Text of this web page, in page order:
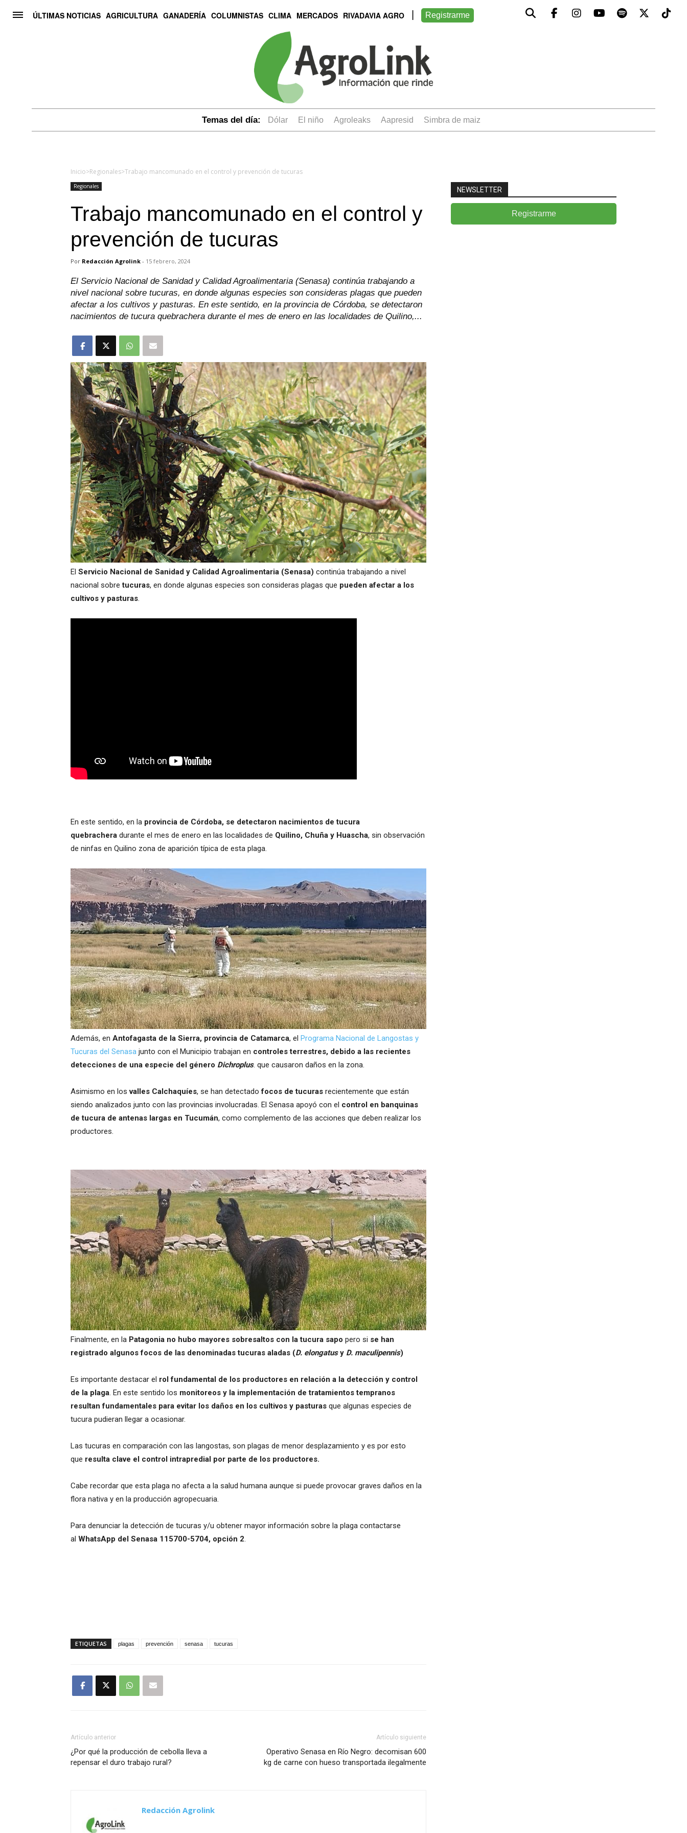
ÚLTIMAS NOTICIAS AGRICULTURA GANADERÍA COLUMNISTAS CLIMA MERCADOS RIVADAVIA AGRO Registrarme
Temas del día: dólar el niño Agroleaks aapresid simbra de maiz
Inicio>Regionales>Trabajo mancomunado en el control y prevención de tucuras
Regionales
Trabajo mancomunado en el control y
prevención de tucuras
Por Redacción Agrolink - 15 febrero, 2024
El Servicio Nacional de Sanidad y Calidad Agroalimentaria (Senasa) continúa trabajando a
nivel nacional sobre tucuras, en donde algunas especies son consideras plagas que pueden
afectar a los cultivos y pasturas. En este sentido, en la provincia de Córdoba, se detectaron
nacimientos de tucura quebrachera durante el mes de enero en las localidades de Quilino,...
El Servicio Nacional de Sanidad y Calidad Agroalimentaria (Senasa) continúa trabajando a nivel
nacional sobretucuras, en donde algunas especies son consideras plagas que pueden afectar a los
cultivos y pasturas.
En este sentido, en la provincia de Córdoba, se detectaron nacimientos de tucura
quebrachera durante el mes de enero en las localidades de Quilino, Chuña y Huascha, sin observación
de ninfas en Quilino zona de aparición típica de esta plaga.
Además, en Antofagasta de la Sierra, provincia de Catamarca, el Programa Nacional de Langostas y
Tucuras del Senasa junto con el Municipio trabajan en controles terrestres, debido a las recientes
detecciones de una especie del género Dichroplus. que causaron daños en la zona.
Asimismo en losvalles Calchaquíes, se han detectadofocos de tucuras recientemente que están
siendo analizados junto con las provincias involucradas. El Senasa apoyó con el control en banquinas
de tucura de antenas largas en Tucumán, como complemento de las acciones que deben realizar los
productores.
Finalmente, en la Patagonia no hubo mayores sobresaltos con la tucura sapo pero si se han
registrado algunos focos de las denominadas tucuras aladas (D. elongatusy D. maculipennis)
Es importante destacar el rol fundamental de los productores en relación a la detección y control
de la plaga. En este sentido los monitoreos y la implementación de tratamientos tempranos
resultan fundamentales para evitar los daños en los cultivos y pasturas que algunas especies de
tucura pudieran llegar a ocasionar.
Las tucuras en comparación con las langostas, son plagas de menor desplazamiento y es por esto
que resulta clave el control intrapredial por parte de los productores.
Cabe recordar que esta plaga no afecta a la salud humana aunque si puede provocar graves daños en la
flora nativa y en la producción agropecuaria.
Para denunciar la detección de tucuras y/u obtener mayor información sobre la plaga contactarse
al WhatsApp del Senasa 115700-5704, opción 2.
ETIQUETAS plagas prevención senasa tucuras
Artículo anterior
¿Por qué la producción de cebolla lleva a
repensar el duro trabajo rural?
Artículo siguiente
Operativo Senasa en Río Negro: decomisan 600
kg de carne con hueso transportada ilegalmente
Redacción Agrolink
NEWSLETTER
Registrarme